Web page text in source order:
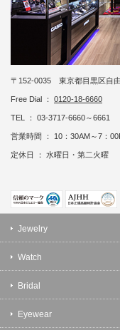
〒152-0035 東京都目黒区自
Free Dial ： 0120-18-6660
TEL ： 03-3717-6660～6661
営業時間 ： 10：30AM～7：
定休日 ： 水曜日・第二火曜
Jewelry
Watch
Bridal
Eyewear